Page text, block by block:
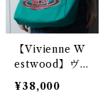
【Vivienne W
estwood】ヴ
ィヴィアンウエ
ストウッド オ
¥38,000